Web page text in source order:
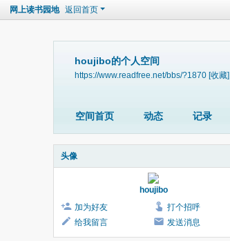
网上读书园地 返回首页
houjibo的个人空间
https://www.readfree.net/bbs/?1870 [收藏]
空间首页 动态 记录
头像
houjibo
加为好友
打个招呼
给我留言
发送消息